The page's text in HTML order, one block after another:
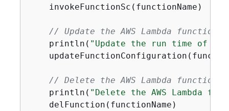
    invokeFunctionSc(functionName)
// Update the AWS Lambda function
    println(
"Update the run time of
// Delete the AWS Lambda function.
    println(
"Delete the AWS Lambda
    delFunction(functionName)